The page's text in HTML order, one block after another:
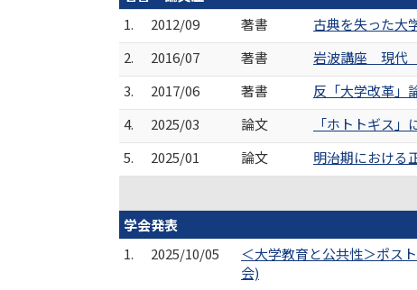
1.
2012/09 著書
古典を失った
2.
2016/07 著書
岩波講座 現代
3.
2017/06 著書
反「大学改革
4.
2025/03 論文
「ホトトギス
5.
2025/01 論文
明治期における
学会発表
1.
2025/10/05
＜大学教育と公共性＞ポス
会)